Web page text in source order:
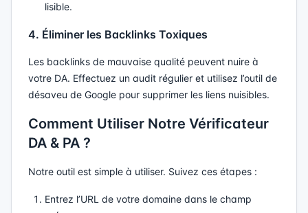
lisible.
4. Éliminer les Backlinks Toxiques
Les backlinks de mauvaise qualité peuvent nuire à
votre DA. Effectuez un audit régulier et utilisez l’outil de
désaveu de Google pour supprimer les liens nuisibles.
Comment Utiliser Notre Vérificateur
DA & PA ?
Notre outil est simple à utiliser. Suivez ces étapes :
Entrez l’URL de votre domaine dans le champ